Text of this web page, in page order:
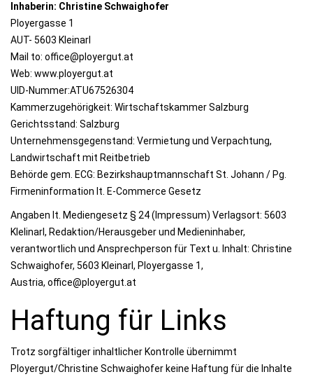
Inhaberin: Christine Schwaighofer
Ployergasse 1
AUT- 5603 Kleinarl
Mail to: office@ployergut.at
Web: www.ployergut.at
UID-Nummer:ATU67526304
Kammerzugehörigkeit: Wirtschaftskammer Salzburg
Gerichtsstand: Salzburg
Unternehmensgegenstand: Vermietung und Verpachtung,
Landwirtschaft mit Reitbetrieb
Behörde gem. ECG: Bezirkshauptmannschaft St. Johann / Pg.
Firmeninformation lt. E-Commerce Gesetz
Angaben lt. Mediengesetz § 24 (Impressum) Verlagsort: 5603
Klelinarl, Redaktion/Herausgeber und Medieninhaber,
verantwortlich und Ansprechperson für Text u. Inhalt: Christine
Schwaighofer, 5603 Kleinarl, Ployergasse 1,
Austria, office@ployergut.at
Haftung für Links
Trotz sorgfältiger inhaltlicher Kontrolle übernimmt
Ployergut/Christine Schwaighofer keine Haftung für die Inhalte